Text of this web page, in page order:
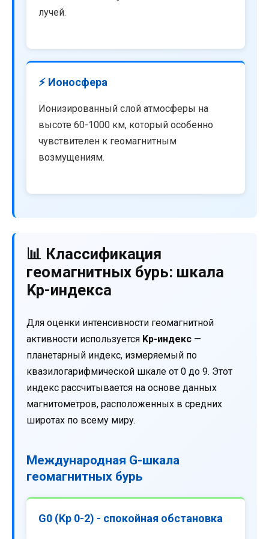
лучей.
⚡ Ионосфера
Ионизированный слой атмосферы на
высоте 60-1000 км, который особенно
чувствителен к геомагнитным
возмущениям.
📊 Классификация
геомагнитных бурь: шкала
Kp-индекса
Для оценки интенсивности геомагнитной
активности используется Kp-индекс —
планетарный индекс, измеряемый по
квазилогарифмической шкале от 0 до 9. Этот
индекс рассчитывается на основе данных
магнитометров, расположенных в средних
широтах по всему миру.
Международная G-шкала
геомагнитных бурь
G0 (Kp 0-2) - спокойная обстановка